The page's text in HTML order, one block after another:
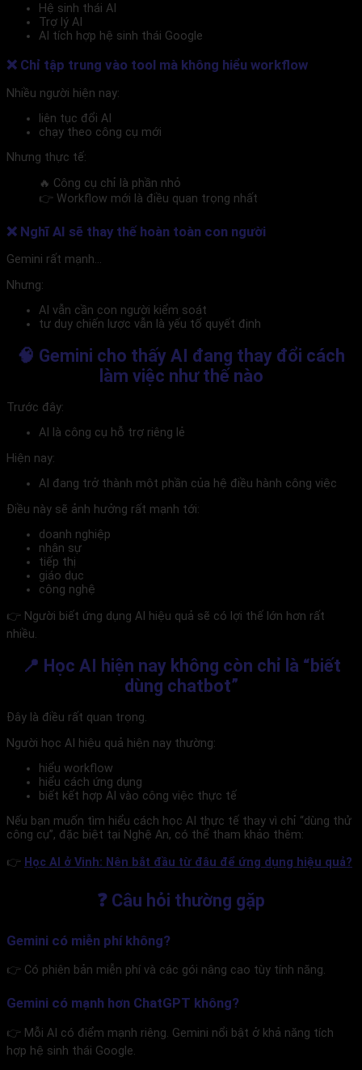
Hệ sinh thái AI
Trợ lý AI
AI tích hợp hệ sinh thái Google
❌ Chỉ tập trung vào tool mà không hiểu workflow
Nhiều người hiện nay:
liên tục đổi AI
chạy theo công cụ mới
Nhưng thực tế:
🔥 Công cụ chỉ là phần nhỏ
👉 Workflow mới là điều quan trọng nhất
❌ Nghĩ AI sẽ thay thế hoàn toàn con người
Gemini rất mạnh…
Nhưng:
AI vẫn cần con người kiểm soát
tư duy chiến lược vẫn là yếu tố quyết định
🧠 Gemini cho thấy AI đang thay đổi cách
làm việc như thế nào
Trước đây:
AI là công cụ hỗ trợ riêng lẻ
Hiện nay:
AI đang trở thành một phần của hệ điều hành công việc
Điều này sẽ ảnh hưởng rất mạnh tới:
doanh nghiệp
nhân sự
tiếp thị
giáo dục
công nghệ
👉 Người biết ứng dụng AI hiệu quả sẽ có lợi thế lớn hơn rất
nhiều.
📍 Học AI hiện nay không còn chỉ là “biết
dùng chatbot”
Đây là điều rất quan trọng.
Người học AI hiệu quả hiện nay thường:
hiểu workflow
hiểu cách ứng dụng
biết kết hợp AI vào công việc thực tế
Nếu bạn muốn tìm hiểu cách học AI thực tế thay vì chỉ “dùng thử
công cụ”, đặc biệt tại Nghệ An, có thể tham khảo thêm:
👉 Học AI ở Vinh: Nên bắt đầu từ đâu để ứng dụng hiệu quả?
❓ Câu hỏi thường gặp
Gemini có miễn phí không?
👉 Có phiên bản miễn phí và các gói nâng cao tùy tính năng.
Gemini có mạnh hơn ChatGPT không?
👉 Mỗi AI có điểm mạnh riêng. Gemini nổi bật ở khả năng tích
hợp hệ sinh thái Google.